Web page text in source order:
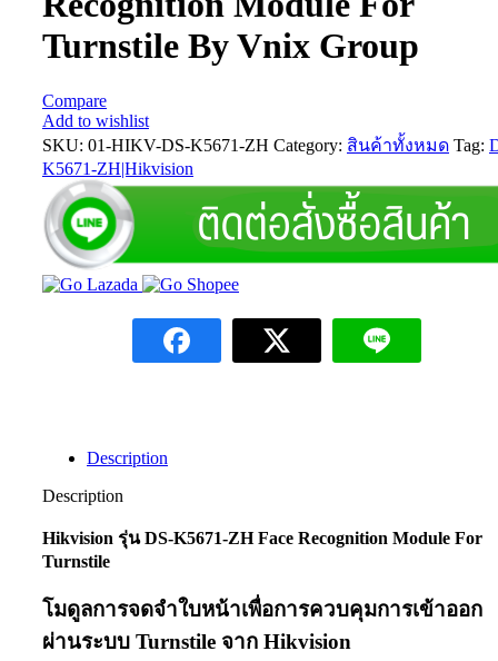
Turnstile By Vnix Group
Compare
Add to wishlist
SKU: 01-HIKV-DS-K5671-ZH Category: สินค้าทั้งหมด Tag:
K5671-ZH|Hikvision
Description
Description
Hikvision รุ่น DS-K5671-ZH Face Recognition Module For
Turnstile
โมดูลการจดจำใบหน้าเพื่อการควบคุมการเข้าออก
ผ่านระบบ Turnstile จาก Hikvision